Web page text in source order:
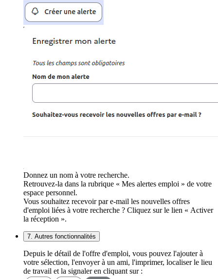
Donnez un nom à votre recherche.
Retrouvez-la dans la rubrique « Mes alertes emploi » de votre
espace personnel.
Vous souhaitez recevoir par e-mail les nouvelles offres
d'emploi liées à votre recherche ? Cliquez sur le lien « Activer
la réception ».
7. Autres fonctionnalités
Depuis le détail de l'offre d'emploi, vous pouvez l'ajouter à
votre sélection, l'envoyer à un ami, l'imprimer, localiser le lieu
de travail et la signaler en cliquant sur :